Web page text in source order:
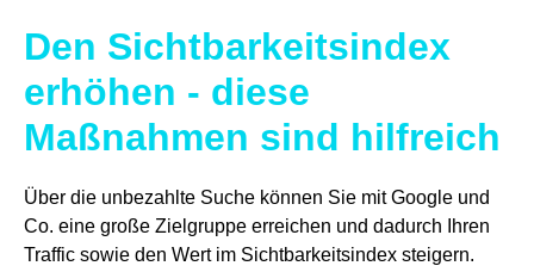
Den Sichtbarkeitsindex
erhöhen - diese
Maßnahmen sind hilfreich
Über die unbezahlte Suche können Sie mit Google und
Co. eine große Zielgruppe erreichen und dadurch Ihren
Traffic sowie den Wert im Sichtbarkeitsindex steigern.